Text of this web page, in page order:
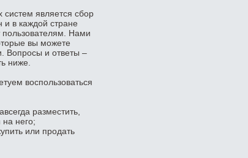
систем является сбор
в каждой стране
пользователям. Нами
вы можете
Вопросы и ответы –
ниже.
воспользоваться
разместить,
него;
или продать